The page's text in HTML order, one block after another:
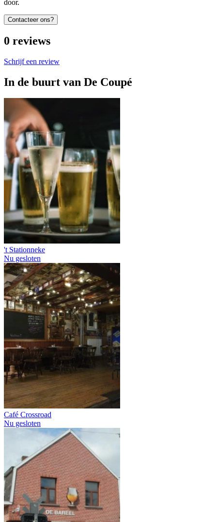
door.
Contacteer ons?
0 reviews
Schrijf een review
In de buurt van De Coupé
't Stationneke
Nu gesloten
Café Crossroad
Nu gesloten